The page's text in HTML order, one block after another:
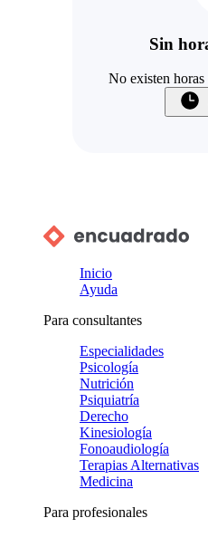
Sin
No existen
Inicio
Ayuda
Para consultantes
Especialidades
Psicología
Nutrición
Psiquiatría
Derecho
Kinesiología
Fonoaudiología
Terapias Alternativas
Medicina
Para profesionales